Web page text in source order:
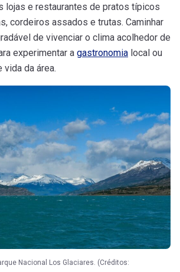
lojas e restaurantes de pratos típicos
cordeiros assados e trutas. Caminhar
de vivenciar o clima acolhedor de
experimentar a gastronomia local ou
vida da área.
Nacional Los Glaciares. (Créditos: